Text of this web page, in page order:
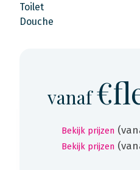
Toilet
Douche
vanaf
Bekijk prijzen
Bekijk prijzen